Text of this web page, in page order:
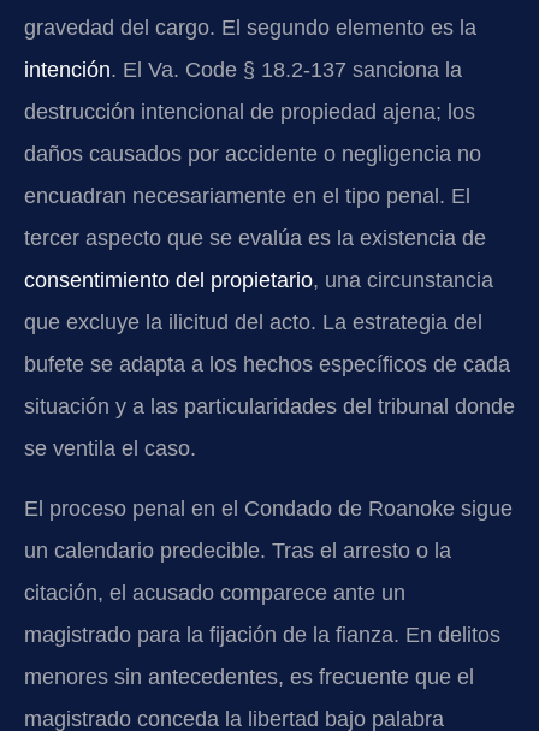
gravedad del cargo. El segundo elemento es la
intención. El Va. Code § 18.2-137 sanciona la
destrucción intencional de propiedad ajena; los
daños causados por accidente o negligencia no
encuadran necesariamente en el tipo penal. El
tercer aspecto que se evalúa es la existencia de
consentimiento del propietario, una circunstancia
que excluye la ilicitud del acto. La estrategia del
bufete se adapta a los hechos específicos de cada
situación y a las particularidades del tribunal donde
se ventila el caso.
El proceso penal en el Condado de Roanoke sigue
un calendario predecible. Tras el arresto o la
citación, el acusado comparece ante un
magistrado para la fijación de la fianza. En delitos
menores sin antecedentes, es frecuente que el
magistrado conceda la libertad bajo palabra